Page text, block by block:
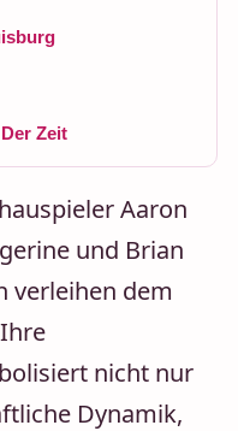
Zeit
Aaron
und Brian
verleihen dem
nicht nur
Dynamik,